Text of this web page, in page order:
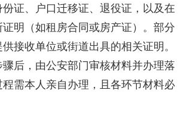
证、户口迁移证、退役证，以及在
明（如租房合同或房产证）。部分
接收单位或街道出具的相关证明。
，由公安部门审核材料并办理落
程需本人亲自办理，且各环节材料必